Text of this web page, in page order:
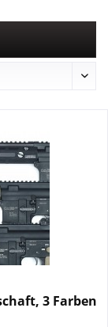
3 Farben